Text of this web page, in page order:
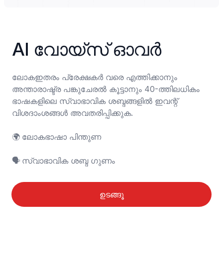
AI വോയ്സ് ഓവര്‍
ലോകഇതരം പ്രേക്ഷകർ വരെ എത്തിക്കാനും
അന്താരാഷ്ട്ര പങ്കുചേരൽ കൂട്ടാനും 40-ത്തിലധികം
ഭാഷകളിലെ സ്വാഭാവിക ശബ്ദങ്ങളിൽ ഇവന്റ്
വിശദാംശങ്ങൾ അവതരിപ്പിക്കുക.
🌍	ലോകഭാഷാ പിന്തുണ
🗣️	സ്വാഭാവിക ശബ്ദ ഗുണം
ഉടങ്ങൂ